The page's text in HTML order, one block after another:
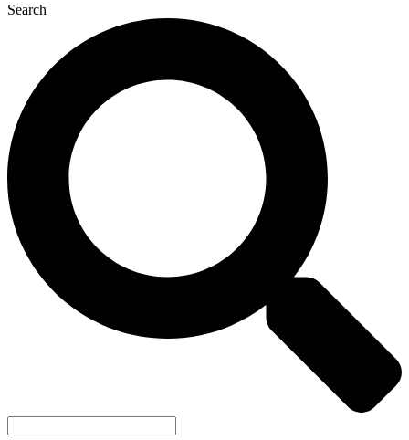
Search